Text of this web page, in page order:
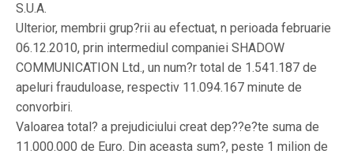
S.U.A.
Ulterior, membrii grup?rii au efectuat, n perioada februarie
06.12.2010, prin intermediul companiei SHADOW
COMMUNICATION Ltd., un num?r total de 1.541.187 de
apeluri frauduloase, respectiv 11.094.167 minute de
convorbiri.
Valoarea total? a prejudiciului creat dep??e?te suma de
11.000.000 de Euro. Din aceasta sum?, peste 1 milion de